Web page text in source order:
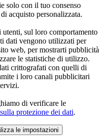
solo con il tuo consenso
acquisto personalizzata.
sul loro comportamento
dati vengono utilizzati per
web, per mostrarti pubblicità
le statistiche di utilizzo.
crittografati con quelli di
i loro canali pubblicitari
di verificare le
protezione dei dati.
le impostazioni